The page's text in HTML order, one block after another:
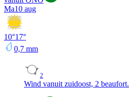
Ma10 aug
10°17°
0,7 mm
2
Wind vanuit zuidoost, 2 beaufort.